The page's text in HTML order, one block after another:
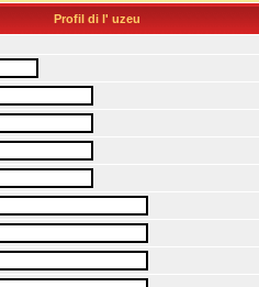
Profil di l' uzeu